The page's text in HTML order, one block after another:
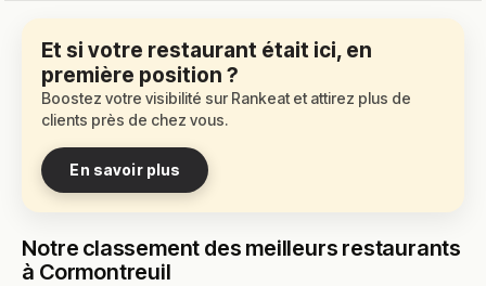
Et si votre restaurant était ici, en
première position ?
Boostez votre visibilité sur Rankeat et attirez plus de
clients près de chez vous.
En savoir plus
Notre classement des meilleurs restaurants
à Cormontreuil